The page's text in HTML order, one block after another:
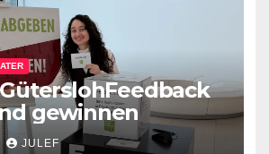
gewinnen
JULEF